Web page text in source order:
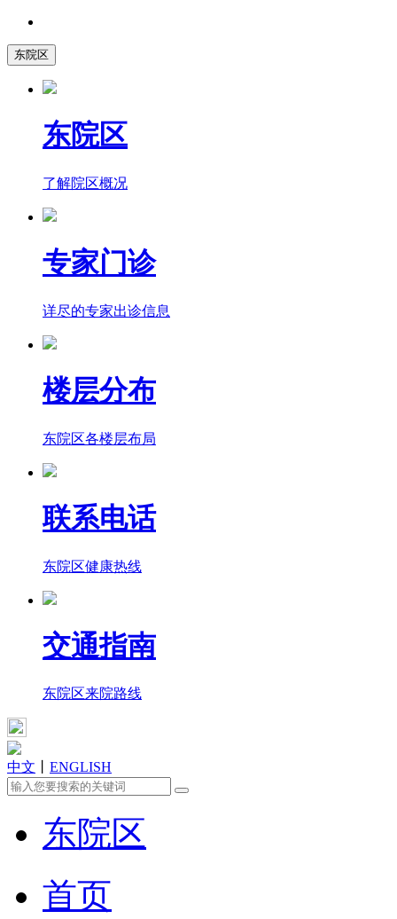
东院区
东院区
了解院区概况
专家门诊
详尽的专家出诊信息
楼层分布
东院区各楼层布局
联系电话
东院区健康热线
交通指南
东院区来院路线
中文 ENGLISH
东院区
首页